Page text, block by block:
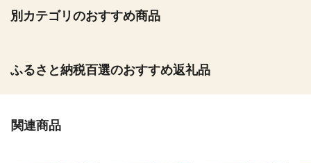
別カテゴリのおすすめ商品
ふるさと納税百選のおすすめ返礼品
関連商品